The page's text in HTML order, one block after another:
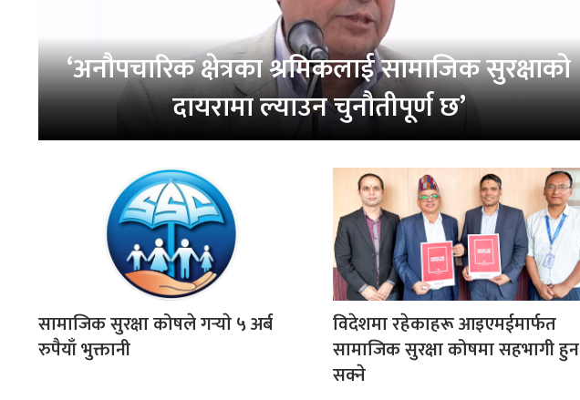
‘अनौपचारिक क्षेत्रका श्रमिकलाई सामाजिक सुरक्षाको
दायरामा ल्याउन चुनौतीपूर्ण छ’
सामाजिक सुरक्षा कोषले गर्‍याे ५ अर्ब
रुपैयाँ भुक्तानी
विदेशमा रहेकाहरू आइएमईमार्फत
सामाजिक सुरक्षा कोषमा सहभागी हुन
सक्ने